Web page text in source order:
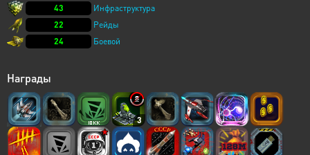
43
Инфраструктура
22
Рейды
24
Боевой
Награды
3